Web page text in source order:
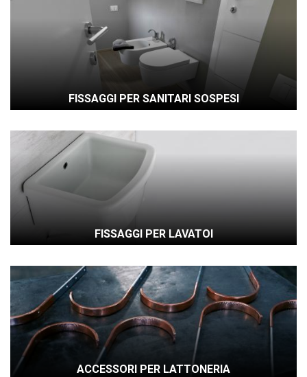
FISSAGGI PER SANITARI SOSPESI
FISSAGGI PER LAVATOI
ACCESSORI PER LATTONERIA